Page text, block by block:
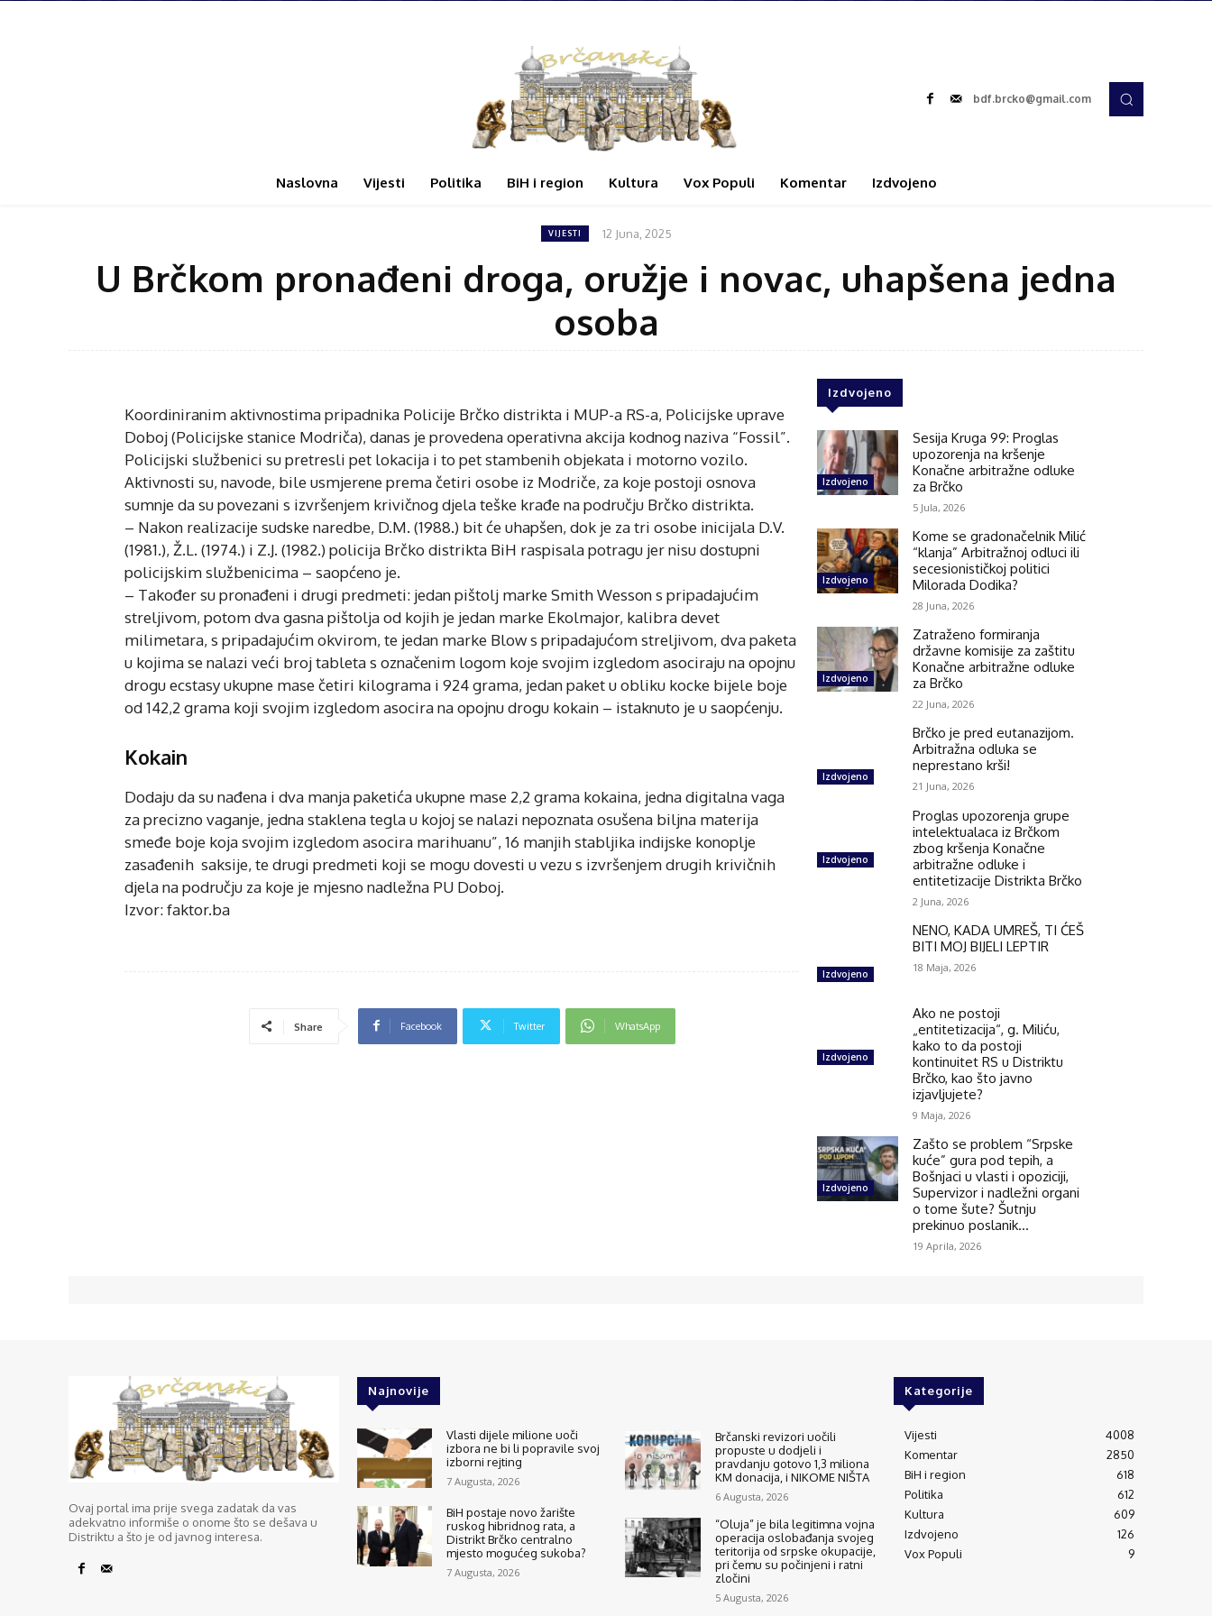
bdf.brcko@gmail.com
Naslovna Vijesti Politika BiH i region Kultura Vox Populi Komentar Izdvojeno
VIJESTI 12 Juna, 2025
U Brčkom pronađeni droga, oružje i novac, uhapšena jedna
osoba
Koordiniranim aktivnostima pripadnika Policije Brčko distrikta i MUP-a RS-a, Policijske uprave
Doboj (Policijske stanice Modriča), danas je provedena operativna akcija kodnog naziva “Fossil”.
Policijski službenici su pretresli pet lokacija i to pet stambenih objekata i motorno vozilo.
Aktivnosti su, navode, bile usmjerene prema četiri osobe iz Modriče, za koje postoji osnova
sumnje da su povezani s izvršenjem krivičnog djela teške krađe na području Brčko distrikta.
– Nakon realizacije sudske naredbe, D.M. (1988.) bit će uhapšen, dok je za tri osobe inicijala D.V.
(1981.), Ž.L. (1974.) i Z.J. (1982.) policija Brčko distrikta BiH raspisala potragu jer nisu dostupni
policijskim službenicima – saopćeno je.
– Također su pronađeni i drugi predmeti: jedan pištolj marke Smith Wesson s pripadajućim
streljivom, potom dva gasna pištolja od kojih je jedan marke Ekolmajor, kalibra devet
milimetara, s pripadajućim okvirom, te jedan marke Blow s pripadajućom streljivom, dva paketa
u kojima se nalazi veći broj tableta s označenim logom koje svojim izgledom asociraju na opojnu
drogu ecstasy ukupne mase četiri kilograma i 924 grama, jedan paket u obliku kocke bijele boje
od 142,2 grama koji svojim izgledom asocira na opojnu drogu kokain – istaknuto je u saopćenju.
Kokain
Dodaju da su nađena i dva manja paketića ukupne mase 2,2 grama kokaina, jedna digitalna vaga
za precizno vaganje, jedna staklena tegla u kojoj se nalazi nepoznata osušena biljna materija
smeđe boje koja svojim izgledom asocira marihuanu”, 16 manjih stabljika indijske konoplje
zasađenih saksije, te drugi predmeti koji se mogu dovesti u vezu s izvršenjem drugih krivičnih
djela na području za koje je mjesno nadležna PU Doboj.
Izvor: faktor.ba
Share Facebook Twitter WhatsApp
Izdvojeno
Izdvojeno
Sesija Kruga 99: Proglas
upozorenja na kršenje
Konačne arbitražne odluke
za Brčko
5 Jula, 2026
Izdvojeno
Kome se gradonačelnik Milić
“klanja” Arbitražnoj odluci ili
secesionističkoj politici
Milorada Dodika?
28 Juna, 2026
Izdvojeno
Zatraženo formiranja
državne komisije za zaštitu
Konačne arbitražne odluke
za Brčko
22 Juna, 2026
Izdvojeno
Brčko je pred eutanazijom.
Arbitražna odluka se
neprestano krši!
21 Juna, 2026
Izdvojeno
Proglas upozorenja grupe
intelektualaca iz Brčkom
zbog kršenja Konačne
arbitražne odluke i
entitetizacije Distrikta Brčko
2 Juna, 2026
Izdvojeno
NENO, KADA UMREŠ, TI ĆEŠ
BITI MOJ BIJELI LEPTIR
18 Maja, 2026
Izdvojeno
Ako ne postoji
„entitetizacija“, g. Miliću,
kako to da postoji
kontinuitet RS u Distriktu
Brčko, kao što javno
izjavljujete?
9 Maja, 2026
Izdvojeno
Zašto se problem “Srpske
kuće” gura pod tepih, a
Bošnjaci u vlasti i opoziciji,
Supervizor i nadležni organi
o tome šute? Šutnju
prekinuo poslanik...
19 Aprila, 2026
Ovaj portal ima prije svega zadatak da vas
adekvatno informiše o onome što se dešava u
Distriktu a što je od javnog interesa.
Najnovije
Vlasti dijele milione uoči
izbora ne bi li popravile svoj
izborni rejting
7 Augusta, 2026
BiH postaje novo žarište
ruskog hibridnog rata, a
Distrikt Brčko centralno
mjesto mogućeg sukoba?
7 Augusta, 2026
Brčanski revizori uočili
propuste u dodjeli i
pravdanju gotovo 1,3 miliona
KM donacija, i NIKOME NIŠTA
6 Augusta, 2026
“Oluja” je bila legitimna vojna
operacija oslobađanja svojeg
teritorija od srpske okupacije,
pri čemu su počinjeni i ratni
zločini
5 Augusta, 2026
Kategorije
Vijesti
4008
Komentar
2850
BiH i region
618
Politika
612
Kultura
609
Izdvojeno
126
Vox Populi
9